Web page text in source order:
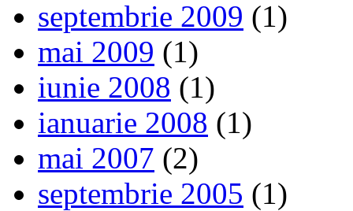
septembrie 2009 (1)
mai 2009 (1)
iunie 2008 (1)
ianuarie 2008 (1)
mai 2007 (2)
septembrie 2005 (1)